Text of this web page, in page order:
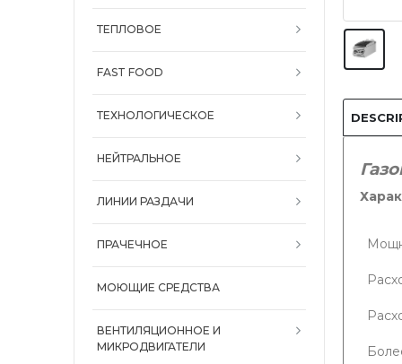
ТЕПЛОВОЕ
FAST FOOD
ТЕХНОЛОГИЧЕСКОЕ
НЕЙТРАЛЬНОЕ
ЛИНИИ РАЗДАЧИ
ПРАЧЕЧНОЕ
МОЮЩИЕ СРЕДСТВА
ВЕНТИЛЯЦИОННОЕ И
МИКРОДВИГАТЕЛИ